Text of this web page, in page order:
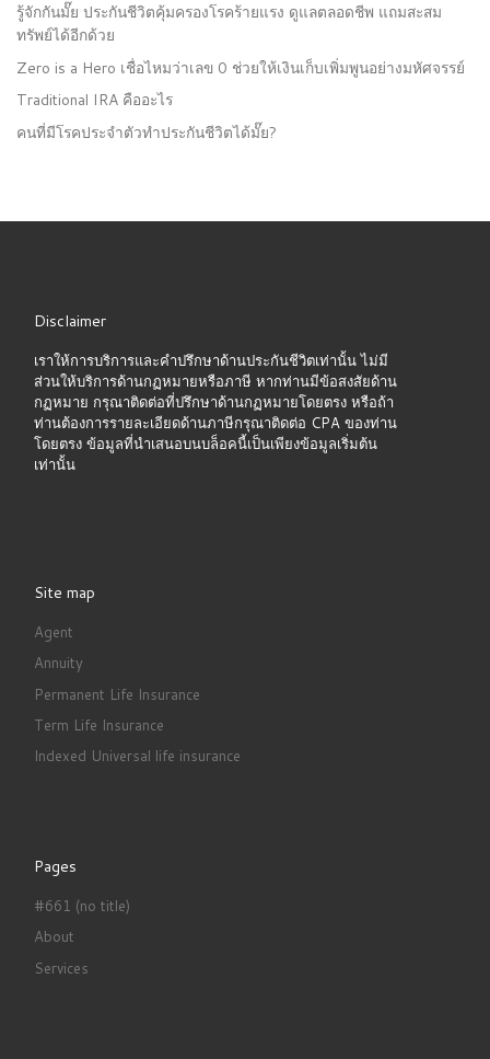
รู้จักกันมั๊ย ประกันชีวิตคุ้มครองโรคร้ายแรง ดูแลตลอดชีพ แถมสะสม
ทรัพย์ได้อีกด้วย
Zero is a Hero เชื่อไหมว่าเลข 0 ช่วยให้เงินเก็บเพิ่มพูนอย่างมหัศจรรย์
Traditional IRA คืออะไร
คนที่มีโรคประจำตัวทำประกันชีวิตได้มั๊ย?
Disclaimer
เราให้การบริการและคำปรึกษาด้านประกันชีวิตเท่านั้น ไม่มี
ส่วนให้บริการด้านกฏหมายหรือภาษี หากท่านมีข้อสงสัยด้าน
กฏหมาย กรุณาติดต่อที่ปรึกษาด้านกฏหมายโดยตรง หรือถ้า
ท่านต้องการรายละเอียดด้านภาษีกรุณาติดต่อ CPA ของท่าน
โดยตรง ข้อมูลที่นำเสนอบนบล็อคนี้เป็นเพียงข้อมูลเริ่มต้น
เท่านั้น
Site map
Agent
Annuity
Permanent Life Insurance
Term Life Insurance
Indexed Universal life insurance
Pages
#661 (no title)
About
Services